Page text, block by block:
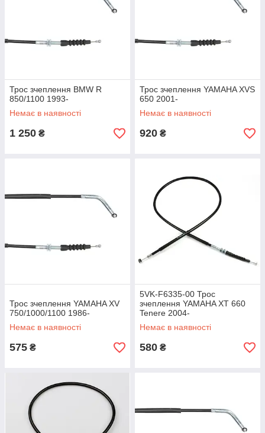
Трос зчеплення BMW R
850/1100 1993-
Немає в наявності
1 250 ₴
Трос зчеплення YAMAHA XVS
650 2001-
Немає в наявності
920 ₴
Трос зчеплення YAMAHA XV
750/1000/1100 1986-
Немає в наявності
575 ₴
5VK-F6335-00 Трос
зчеплення YAMAHA XT 660
Tenere 2004-
Немає в наявності
580 ₴